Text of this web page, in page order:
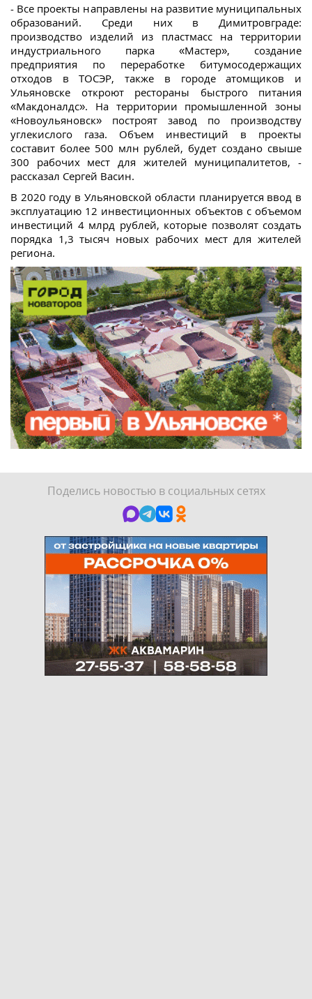
- Все проекты направлены на развитие муниципальных
образований. Среди них в Димитровграде:
производство изделий из пластмасс на территории
индустриального парка «Мастер», создание
предприятия по переработке битумосодержащих
отходов в ТОСЭР, также в городе атомщиков и
Ульяновске откроют рестораны быстрого питания
«Макдоналдс». На территории промышленной зоны
«Новоульяновск» построят завод по производству
углекислого газа. Объем инвестиций в проекты
составит более 500 млн рублей, будет создано свыше
300 рабочих мест для жителей муниципалитетов, -
рассказал Сергей Васин.
В 2020 году в Ульяновской области планируется ввод в
эксплуатацию 12 инвестиционных объектов с объемом
инвестиций 4 млрд рублей, которые позволят создать
порядка 1,3 тысяч новых рабочих мест для жителей
региона.
Поделись новостью в социальных сетях